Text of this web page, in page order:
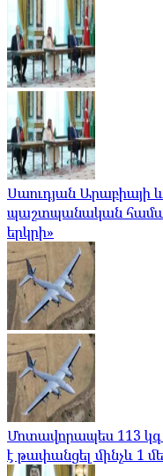
Սաուդյան Արաբիայի
պաշտպանական
երկրի»
Մոտավորապես 113 կգ
է թափանցել մինչև 1